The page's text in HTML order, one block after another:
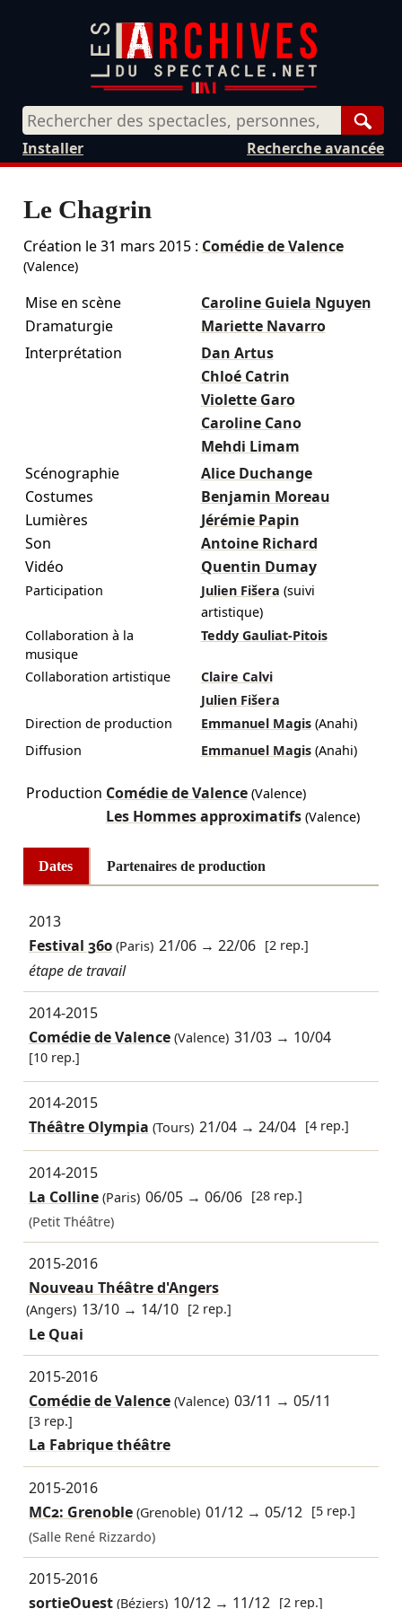
Recherche avancée
Installer
Le Chagrin
Création le31 mars 2015: Comédie de Valence
(Valence)
Mise en scène
Caroline Guiela Nguyen
Dramaturgie
Mariette Navarro
Interprétation
Dan Artus
Chloé Catrin
Violette Garo
Caroline Cano
Mehdi Limam
Scénographie
Alice Duchange
Costumes
Benjamin Moreau
Lumières
Jérémie Papin
Son
Antoine Richard
Vidéo
Quentin Dumay
Participation Julien Fišera (suivi
artistique)
Collaboration à la
musique
Teddy Gauliat-Pitois
Collaboration artistique
Claire Calvi
Julien Fišera
Direction de production
Emmanuel Magis (Anahi)
Diffusion
Emmanuel Magis (Anahi)
Production Comédie de Valence(Valence)
Les Hommes approximatifs(Valence)
Dates Partenaires de production
2013
Festival 360(Paris) 21/06 →22/06 [2 rep.]
étape de travail
2014-2015
Comédie de Valence(Valence) 31/03 → 10/04
[10 rep.]
2014-2015
Théâtre Olympia (Tours) 21/04 →24/04 [4 rep.]
2014-2015
La Colline(Paris) 06/05 →06/06 [28 rep.]
(Petit Théâtre)
2015-2016
Nouveau Théâtre d'Angers
(Angers) 13/10 → 14/10 [2 rep.]
Le Quai
2015-2016
Comédie de Valence(Valence) 03/11 →05/11
[3 rep.]
La Fabrique théâtre
2015-2016
MC2: Grenoble(Grenoble) 01/12 →05/12 [5 rep.]
(Salle René Rizzardo)
2015-2016
sortieOuest(Béziers) 10/12 → 11/12 [2 rep.]